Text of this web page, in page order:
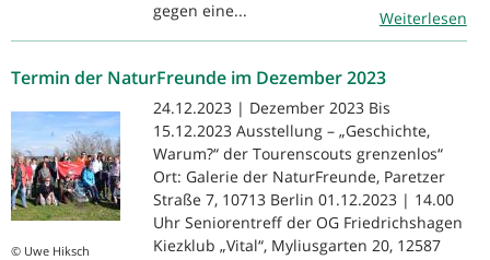
gegen eine...
Weiterlesen
Termin der NaturFreunde im Dezember 2023
© Uwe Hiksch
24.12.2023 | Dezember 2023 Bis
15.12.2023 Ausstellung – „Geschichte,
Warum?“ der Tourenscouts grenzenlos“
Ort: Galerie der NaturFreunde, Paretzer
Straße 7, 10713 Berlin 01.12.2023 | 14.00
Uhr Seniorentreff der OG Friedrichshagen
Kiezklub „Vital“, Myliusgarten 20, 12587